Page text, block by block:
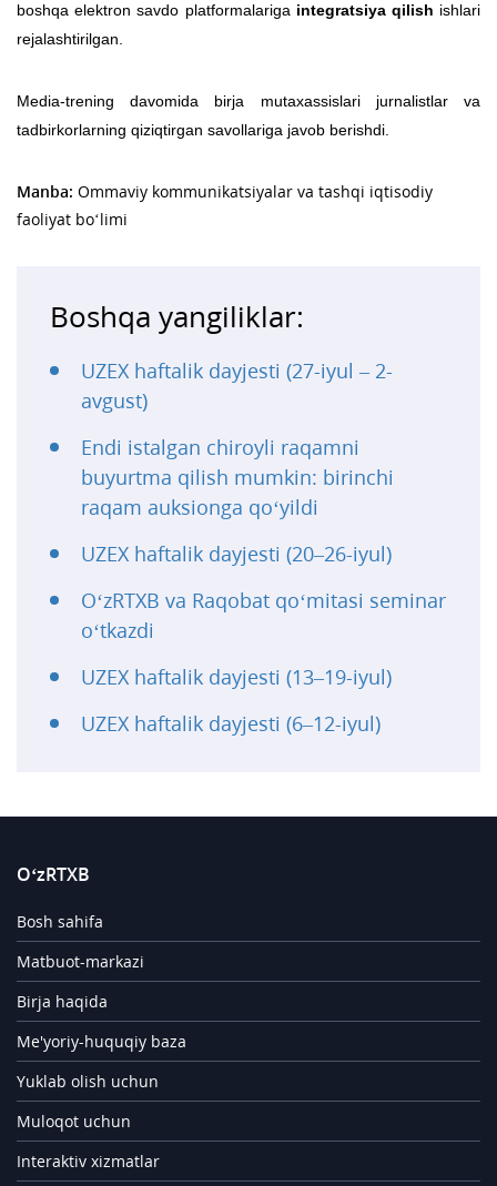
boshqa elektron savdo platformalariga integratsiya qilish ishlari
rejalashtirilgan.
Media-trening davomida birja mutaxassislari jurnalistlar va
tadbirkorlarning qiziqtirgan savollariga javob berishdi.
Manba: Ommaviy kommunikatsiyalar va tashqi iqtisodiy
faoliyat bo‘limi
Boshqa yangiliklar:
UZEX haftalik dayjesti (27-iyul – 2-
avgust)
Endi istalgan chiroyli raqamni
buyurtma qilish mumkin: birinchi
raqam auksionga qo‘yildi
UZEX haftalik dayjesti (20–26-iyul)
O‘zRTXB va Raqobat qo‘mitasi seminar
o‘tkazdi
UZEX haftalik dayjesti (13–19-iyul)
UZEX haftalik dayjesti (6–12-iyul)
O‘zRTXB
Bosh sahifa
Matbuot-markazi
Birja haqida
Me'yoriy-huquqiy baza
Yuklab olish uchun
Muloqot uchun
Interaktiv xizmatlar